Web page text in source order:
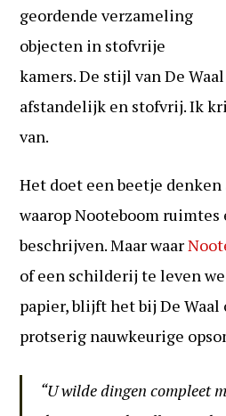
geordende verzameling
objecten in stofvrije
kamers. De stijl van De
afstandelijk en stofvrij. Ik
van.
Het doet een beetje denken
waarop Nooteboom ruimtes
beschrijven. Maar waar
of een schilderij te leven
papier, blijft het bij De Waal
protserig nauwkeurige
“U wilde dingen compleet